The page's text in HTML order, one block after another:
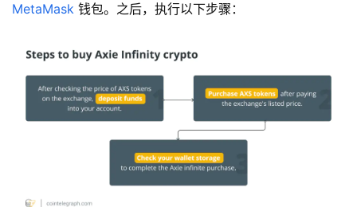
MetaMask 钱包。之后，执行以下步骤：